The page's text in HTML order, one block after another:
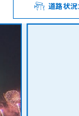
法人の
道路状況